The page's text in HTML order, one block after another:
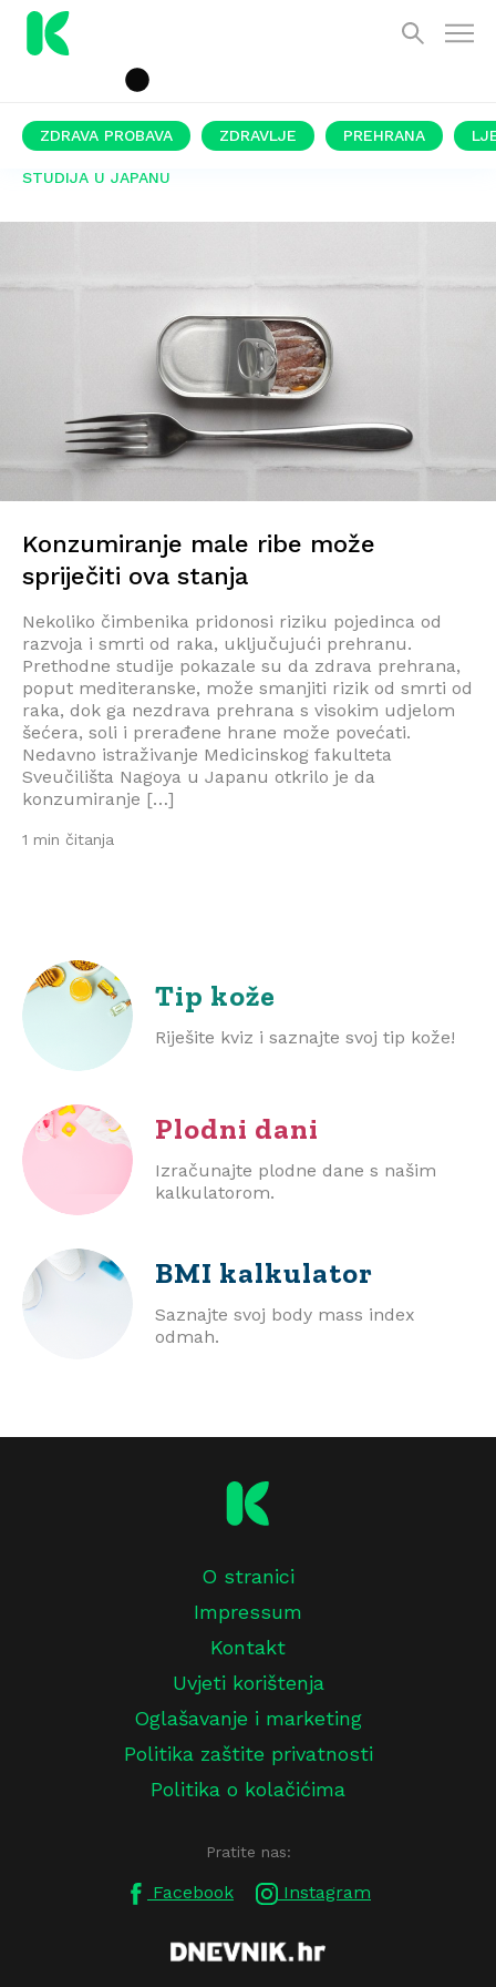
ZDRAVA PROBAVA ZDRAVLJE PREHRANA
STUDIJA U JAPANU
Konzumiranje male ribe može
spriječiti ova stanja
Nekoliko čimbenika pridonosi riziku pojedinca od
razvoja i smrti od raka, uključujući prehranu.
Prethodne studije pokazale su da zdrava prehrana,
poput mediteranske, može smanjiti rizik od smrti od
raka, dok ga nezdrava prehrana s visokim udjelom
šećera, soli i prerađene hrane može povećati.
Nedavno istraživanje Medicinskog fakulteta
Sveučilišta Nagoya u Japanu otkrilo je da
konzumiranje […]
1 min čitanja
Tip kože
Riješite kviz i saznajte svoj tip kože!
Plodni dani
Izračunajte plodne dane s našim
kalkulatorom.
BMI kalkulator
Saznajte svoj body mass index
odmah.
O stranici
Impressum
Kontakt
Uvjeti korištenja
Oglašavanje i marketing
Politika zaštite privatnosti
Politika o kolačićima
Pratite nas:
Facebook Instagram